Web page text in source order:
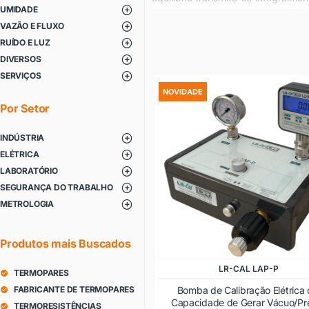
UMIDADE
VAZÃO E FLUXO
RUÍDO E LUZ
DIVERSOS
SERVIÇOS
Por Setor
INDÚSTRIA
ELÉTRICA
LABORATÓRIO
SEGURANÇA DO TRABALHO
METROLOGIA
Produtos mais Buscados
TERMOPARES
FABRICANTE DE TERMOPARES
TERMORESISTÊNCIAS
por meio do pistão em uma
As Bombas de Calibração são
pressão e pressostatos. Este
NOVIDADE
LR-CAL LAP-P
Bomba de Calibração Elétrica
Capacidade de Gerar Vácuo/